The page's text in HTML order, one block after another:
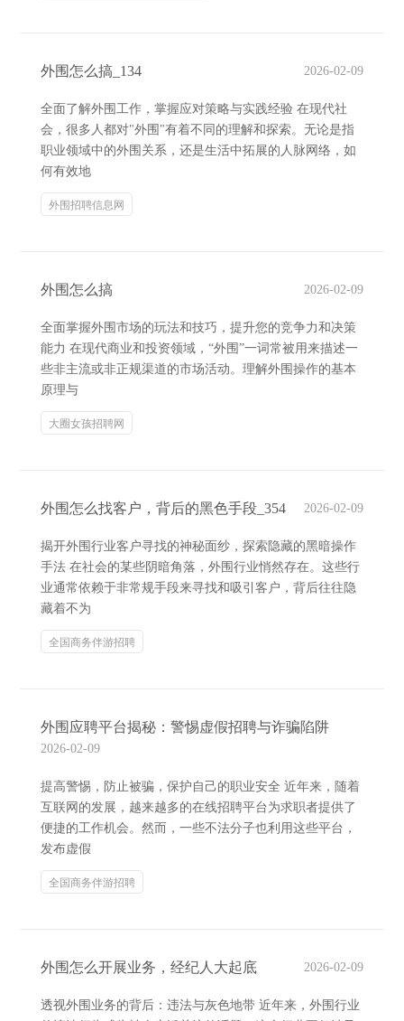
外围怎么搞_134 2026-02-09
全面了解外围工作，掌握应对策略与实践经验 在现代社
会，很多人都对"外围"有着不同的理解和探索。无论是指
职业领域中的外围关系，还是生活中拓展的人脉网络，如
何有效地
外围招聘信息网
外围怎么搞 2026-02-09
全面掌握外围市场的玩法和技巧，提升您的竞争力和决策
能力 在现代商业和投资领域，“外围”一词常被用来描述一
些非主流或非正规渠道的市场活动。理解外围操作的基本
原理与
大圈女孩招聘网
外围怎么找客户，背后的黑色手段_354 2026-02-09
揭开外围行业客户寻找的神秘面纱，探索隐藏的黑暗操作
手法 在社会的某些阴暗角落，外围行业悄然存在。这些行
业通常依赖于非常规手段来寻找和吸引客户，背后往往隐
藏着不为
全国商务伴游招聘
外围应聘平台揭秘：警惕虚假招聘与诈骗陷阱
2026-02-09
提高警惕，防止被骗，保护自己的职业安全 近年来，随着
互联网的发展，越来越多的在线招聘平台为求职者提供了
便捷的工作机会。然而，一些不法分子也利用这些平台，
发布虚假
全国商务伴游招聘
外围怎么开展业务，经纪人大起底 2026-02-09
透视外围业务的背后：违法与灰色地带 近年来，外围行业